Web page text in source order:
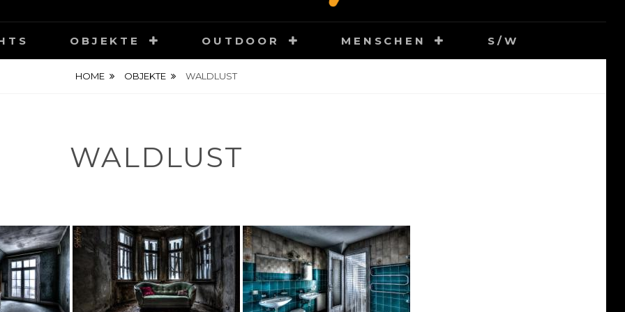
OBJEKTE OUTDOOR MENSCHEN S/W
HOME OBJEKTE WALDLUST
WALDLUST